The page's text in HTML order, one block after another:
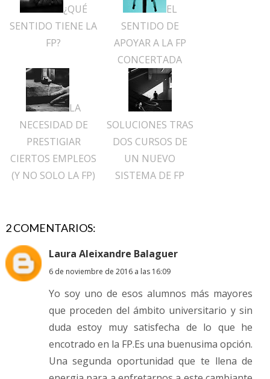
¿QUÉ
SENTIDO TIENE LA
FP?
EL
SENTIDO DE
APOYAR A LA FP
CONCERTADA
LA
NECESIDAD DE
PRESTIGIAR
CIERTOS EMPLEOS
(Y NO SOLO LA FP)
SOLUCIONES TRAS
DOS CURSOS DE
UN NUEVO
SISTEMA DE FP
2 COMENTARIOS:
Laura Aleixandre Balaguer
6 de noviembre de 2016 a las 16:09
Yo soy uno de esos alumnos más mayores
que proceden del ámbito universitario y sin
duda estoy muy satisfecha de lo que he
encotrado en la FP.Es una buenusima opción.
Una segunda oportunidad que te llena de